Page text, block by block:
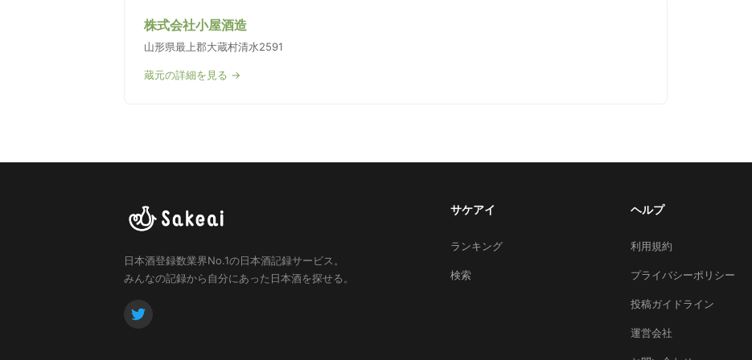
株式会社小屋酒造
山形県最上郡大蔵村清水2591
蔵元の詳細を見る →
日本酒登録数業界No.1の日本酒記録サービス。
みんなの記録から自分にあった日本酒を探せる。
サケアイ
ランキング
検索
ヘルプ
利用規約
プライバシーポリシー
投稿ガイドライン
運営会社